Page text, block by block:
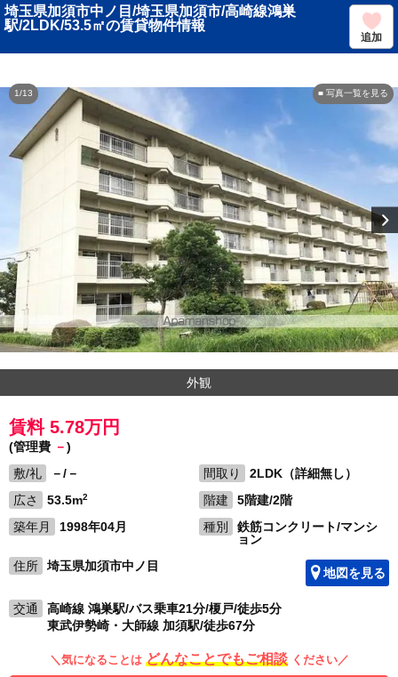
埼玉県加須市中ノ目/埼玉県加須市/高崎線鴻巣
駅/2LDK/53.5㎡の賃貸物件情報
追加
■ 写真一覧を見る
1/13
外観
賃料 5.78万円
(管理費 －)
敷/礼
－/－ 間取り
2LDK（詳細無し）
広さ
53.5m2 階建
5階建/2階
築年月
1998年04月 種別
鉄筋コンクリート/マンシ
ョン
住所
埼玉県加須市中ノ目 地図を見る
交通
高崎線 鴻巣駅/バス乗車21分/榎戸/徒歩5分
東武伊勢崎・大師線 加須駅/徒歩67分
＼気になることは どんなことでもご相談 ください／